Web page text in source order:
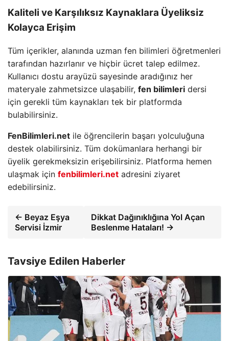
Kaliteli ve Karşılıksız Kaynaklara Üyeliksiz
Kolayca Erişim
Tüm içerikler, alanında uzman fen bilimleri öğretmenleri
tarafından hazırlanır ve hiçbir ücret talep edilmez.
Kullanıcı dostu arayüzü sayesinde aradığınız her
materyale zahmetsizce ulaşabilir, fen bilimleri dersi
için gerekli tüm kaynakları tek bir platformda
bulabilirsiniz.
FenBilimleri.net ile öğrencilerin başarı yolculuğuna
destek olabilirsiniz. Tüm dokümanlara herhangi bir
üyelik gerekmeksizin erişebilirsiniz. Platforma hemen
ulaşmak için fenbilimleri.net adresini ziyaret
edebilirsiniz.
← Beyaz Eşya
Servisi İzmir
Dikkat Dağınıklığına Yol Açan
Beslenme Hataları! →
Tavsiye Edilen Haberler